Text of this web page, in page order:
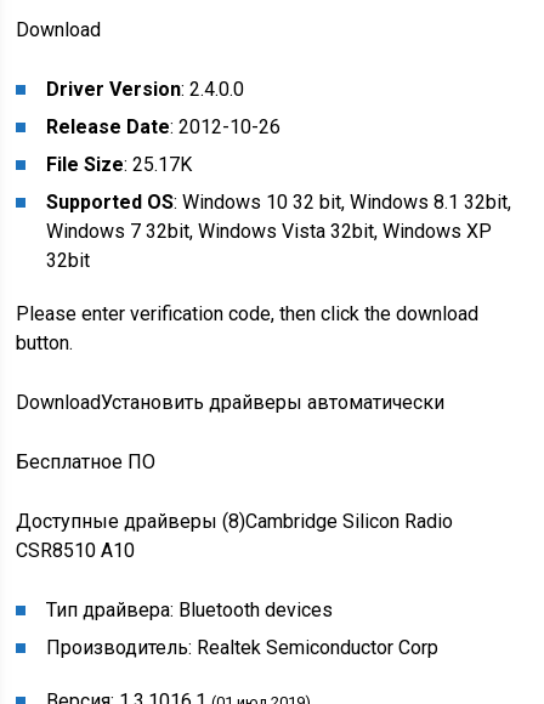
Download
Driver Version: 2.4.0.0
Release Date: 2012-10-26
File Size: 25.17K
Supported OS: Windows 10 32 bit, Windows 8.1 32bit,
Windows 7 32bit, Windows Vista 32bit, Windows XP
32bit
Please enter verification code, then click the download
button.
DownloadУстановить драйверы автоматически
Бесплатное ПО
Доступные драйверы (8)Cambridge Silicon Radio
CSR8510 A10
Тип драйвера: Bluetooth devices
Производитель: Realtek Semiconductor Corp